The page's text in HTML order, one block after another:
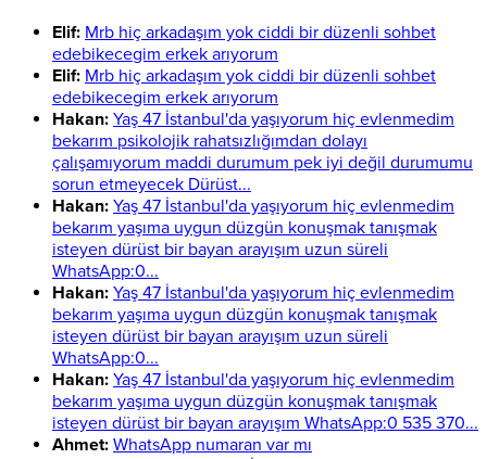
Elif: Mrb hiç arkadaşım yok ciddi bir düzenli sohbet
edebikecegim erkek arıyorum
Elif: Mrb hiç arkadaşım yok ciddi bir düzenli sohbet
edebikecegim erkek arıyorum
Hakan: Yaş 47 İstanbul'da yaşıyorum hiç evlenmedim
bekarım psikolojik rahatsızlığımdan dolayı
çalışamıyorum maddi durumum pek iyi değil durumumu
sorun etmeyecek Dürüst...
Hakan: Yaş 47 İstanbul'da yaşıyorum hiç evlenmedim
bekarım yaşıma uygun düzgün konuşmak tanışmak
isteyen dürüst bir bayan arayışım uzun süreli
WhatsApp:0...
Hakan: Yaş 47 İstanbul'da yaşıyorum hiç evlenmedim
bekarım yaşıma uygun düzgün konuşmak tanışmak
isteyen dürüst bir bayan arayışım uzun süreli
WhatsApp:0...
Hakan: Yaş 47 İstanbul'da yaşıyorum hiç evlenmedim
bekarım yaşıma uygun düzgün konuşmak tanışmak
isteyen dürüst bir bayan arayışım WhatsApp:0 535 370...
Ahmet: WhatsApp numaran var mı